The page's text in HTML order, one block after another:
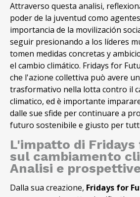
Attraverso questa analisi,
poder de la juventud como
importancia de la movilización
seguir presionando a los líderes
tomen medidas concretas y
el cambio climático. Fridays for
che l'azione collettiva può avere
trasformativo nella lotta contro il
climatico, ed è importante
dalle sue sfide per continuare a
futuro sostenibile e giusto per
L'impatto di
sul cambiamento
Analisi e
Dalla sua creazione, Fridays for